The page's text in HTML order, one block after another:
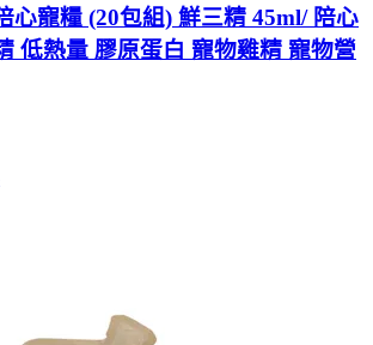
心寵糧 (20包組) 鮮三精 45ml/ 陪心
低熱量 膠原蛋白 寵物雞精 寵物營